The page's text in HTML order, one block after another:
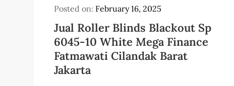
Posted on: February 16, 2025
Jual Roller Blinds Blackout Sp
6045-10 White Mega Finance
Fatmawati Cilandak Barat
Jakarta